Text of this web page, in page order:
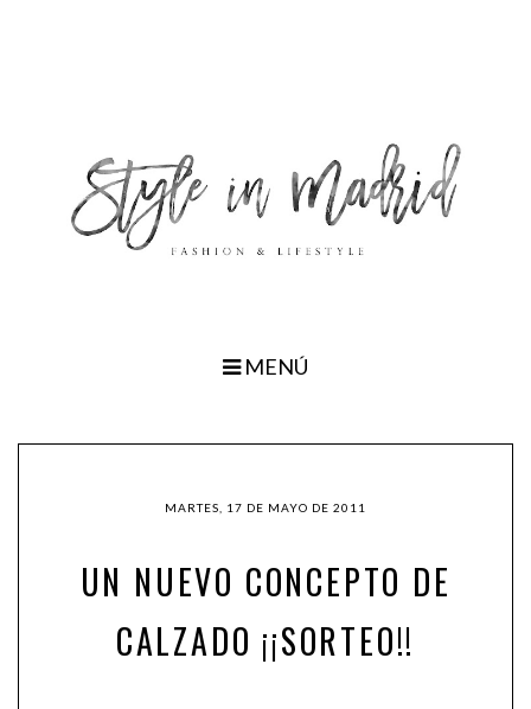
MENÚ
MARTES, 17 DE MAYO DE 2011
UN NUEVO CONCEPTO DE
CALZADO ¡¡SORTEO!!